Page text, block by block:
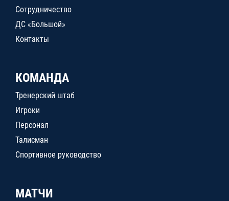
Сотрудничество
ДС «Большой»
Контакты
КОМАНДА
Тренерский штаб
Игроки
Персонал
Талисман
Спортивное руководство
МАТЧИ